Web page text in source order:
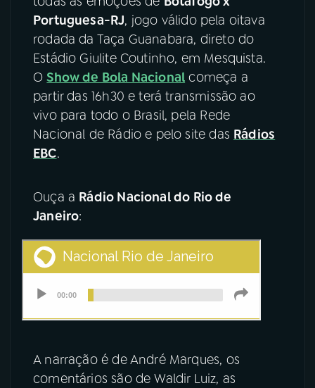
ACOMPANHE A RÁDIO NACIONAL
YouTube Facebook
Instagram X
TikTok
Portuguesa-RJ, jogo válido pela oitava
rodada da Taça Guanabara, direto do
Estádio Giulite Coutinho, em Mesquista.
OShow de Bola Nacional começa a
partir das 16h30 e terá transmissão ao
vivo para todo o Brasil, pela Rede
Nacional de Rádio e pelo site das Rádios
EBC.
Ouça a Rádio Nacional do Rio de
Janeiro:
A narração é de André Marques, os
comentários são de Waldir Luiz, as